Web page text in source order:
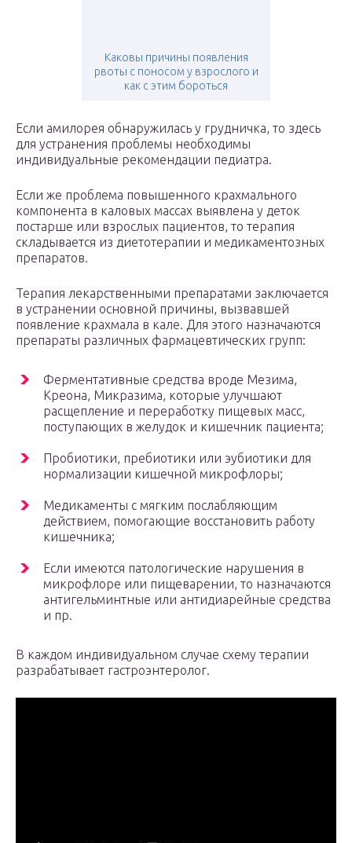
Каковы причины появления
рвоты с поносом у взрослого и
как с этим бороться
Если амилорея обнаружилась у грудничка, то здесь
для устранения проблемы необходимы
индивидуальные рекомендации педиатра.
Если же проблема повышенного крахмального
компонента в каловых массах выявлена у деток
постарше или взрослых пациентов, то терапия
складывается из диетотерапии и медикаментозных
препаратов.
Терапия лекарственными препаратами заключается
в устранении основной причины, вызвавшей
появление крахмала в кале. Для этого назначаются
препараты различных фармацевтических групп:
Ферментативные средства вроде Мезима,
Креона, Микразима, которые улучшают
расщепление и переработку пищевых масс,
поступающих в желудок и кишечник пациента;
Пробиотики, пребиотики или эубиотики для
нормализации кишечной микрофлоры;
Медикаменты с мягким послабляющим
действием, помогающие восстановить работу
кишечника;
Если имеются патологические нарушения в
микрофлоре или пищеварении, то назначаются
антигельминтные или антидиарейные средства
и пр.
В каждом индивидуальном случае схему терапии
разрабатывает гастроэнтеролог.